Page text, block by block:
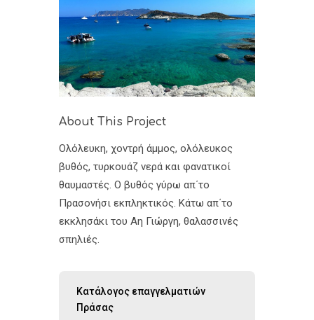
About This Project
Ολόλευκη, χοντρή άμμος, ολόλευκος
βυθός, τυρκουάζ νερά και φανατικοί
θαυμαστές. Ο βυθός γύρω απ΄το
Πρασονήσι εκπληκτικός. Κάτω απ΄το
εκκλησάκι του Αη Γιώργη, θαλασσινές
σπηλιές.
Κατάλογος επαγγελματιών
Πράσας